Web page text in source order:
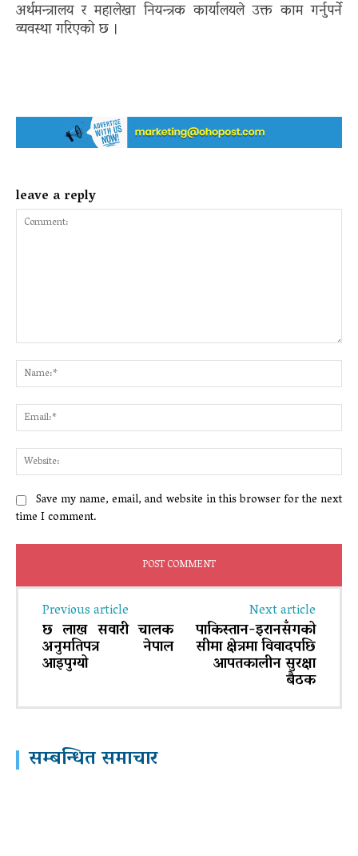
अर्थमन्त्रालय र महालेखा नियन्त्रक कार्यालयले उक्त काम गर्नुपर्ने
व्यवस्था गरिएको छ ।
leave a reply
Save my name, email, and website in this browser for the next
time I comment.
Previous article
छ लाख सवारी चालक
अनुमतिपत्र नेपाल
आइपुग्यो
Next article
पाकिस्तान-इरानसँगको
सीमा क्षेत्रमा विवादपछि
आपतकालीन सुरक्षा
बैठक
सम्बन्धित समाचार